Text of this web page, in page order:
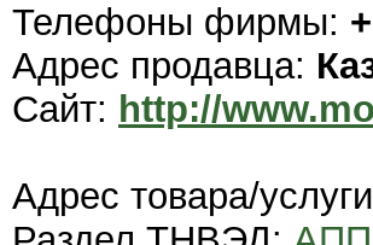
Телефоны фирмы:
Адрес продавца:
Сайт: http://
Адрес товара/